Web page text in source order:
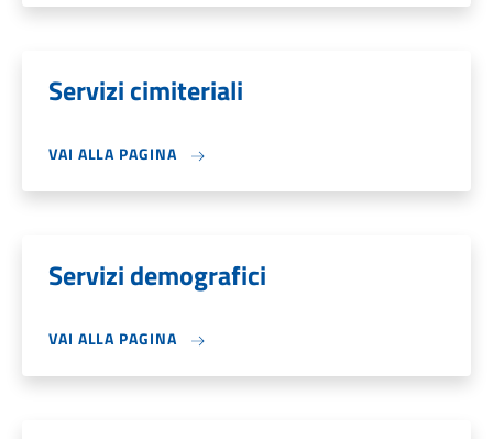
Servizi cimiteriali
VAI ALLA PAGINA
Servizi demografici
VAI ALLA PAGINA